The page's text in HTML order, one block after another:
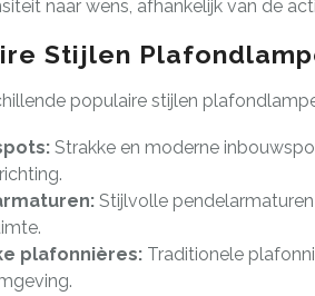
naar wens, afhankelijk van de
Stijlen
populaire stijlen
Strakke en moderne
Stijlvolle
plafonnières: Traditionele